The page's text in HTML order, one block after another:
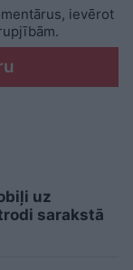
ievērot
uz
sarakstā